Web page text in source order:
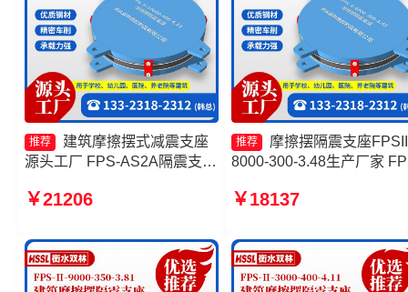
推荐
建筑摩擦摆式减震支座
源头工厂 FPS-AS2A隔震支座
摩擦摆隔震支座FPSII-5000-
￥21206
推荐
摩擦摆隔震支座
8000-300-3.48生产厂家
隔振支座生产厂家 摩擦摆
头工厂
￥18137